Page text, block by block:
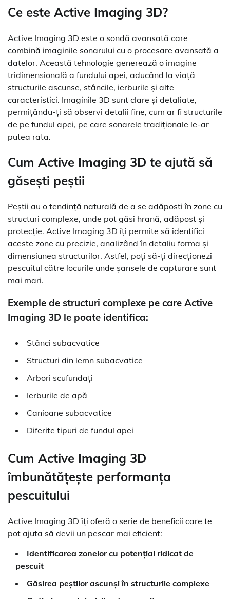
Ce este Active Imaging 3D?
Active Imaging 3D este o sondă avansată care
combină imaginile sonarului cu o procesare avansată a
datelor. Această tehnologie generează o imagine
tridimensională a fundului apei, aducând la viață
structurile ascunse, stâncile, ierburile și alte
caracteristici. Imaginile 3D sunt clare și detaliate,
permițându-ți să observi detalii fine, cum ar fi structurile
de pe fundul apei, pe care sonarele tradiționale le-ar
putea rata.
Cum Active Imaging 3D te ajută să
găsești peștii
Peștii au o tendință naturală de a se adăposti în zone cu
structuri complexe, unde pot găsi hrană, adăpost și
protecție. Active Imaging 3D îți permite să identifici
aceste zone cu precizie, analizând în detaliu forma și
dimensiunea structurilor. Astfel, poți să-ți direcționezi
pescuitul către locurile unde șansele de capturare sunt
mai mari.
Exemple de structuri complexe pe care Active
Imaging 3D le poate identifica:
Stânci subacvatice
Structuri din lemn subacvatice
Arbori scufundați
Ierburile de apă
Canioane subacvatice
Diferite tipuri de fundul apei
Cum Active Imaging 3D
îmbunătățește performanța
pescuitului
Active Imaging 3D îți oferă o serie de beneficii care te
pot ajuta să devii un pescar mai eficient:
Identificarea zonelor cu potențial ridicat de
pescuit
Găsirea peștilor ascunși în structurile complexe